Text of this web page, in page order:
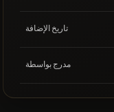
تاريخ الإضافة
مدرج بواسطة